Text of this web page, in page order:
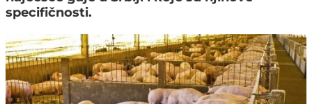
specifičnosti.